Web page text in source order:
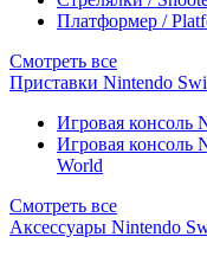
Платформер /
Смотреть все
Приставки Nintendo
Игровая консоль
Игровая консоль
World
Смотреть все
Аксессуары Nintendo